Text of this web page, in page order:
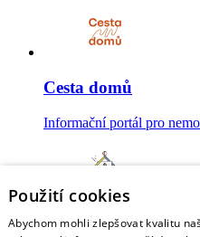
Cesta domů
Informační portál pro
Mojesmrt.cz
Použití cookies
Abychom mohli zlepšovat kvalitu